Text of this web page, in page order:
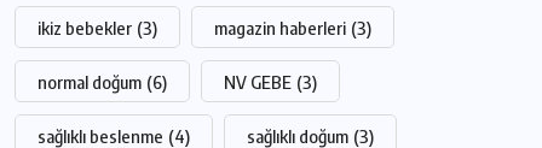
ikiz bebekler (3) magazin haberleri (3)
normal doğum (6) NV GEBE (3)
sağlıklı beslenme (4) sağlıklı doğum (3)